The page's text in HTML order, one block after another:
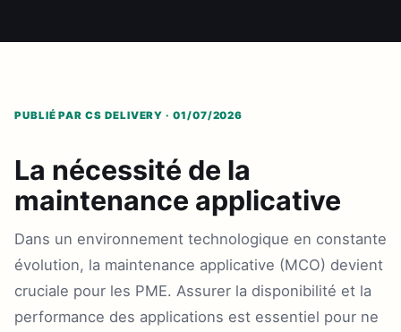
PUBLIÉ PAR CS DELIVERY · 01/07/2026
La nécessité de la
maintenance applicative
Dans un environnement technologique en constante
évolution, la maintenance applicative (MCO) devient
cruciale pour les PME. Assurer la disponibilité et la
performance des applications est essentiel pour ne